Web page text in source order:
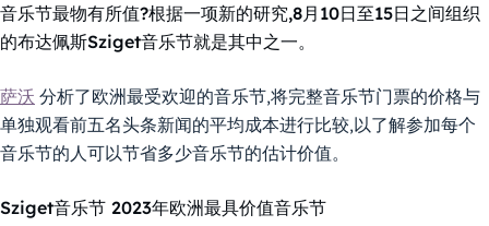
音乐节最物有所值?根据一项新的研究,8月10日至15日之间组织
的布达佩斯Sziget音乐节就是其中之一。
萨沃 分析了欧洲最受欢迎的音乐节,将完整音乐节门票的价格与
单独观看前五名头条新闻的平均成本进行比较,以了解参加每个
音乐节的人可以节省多少音乐节的估计价值。
Sziget音乐节 2023年欧洲最具价值音乐节